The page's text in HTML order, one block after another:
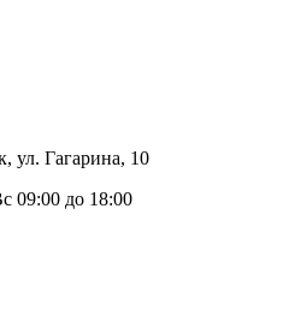
ул. Гагарина, 10
09:00 до 18:00